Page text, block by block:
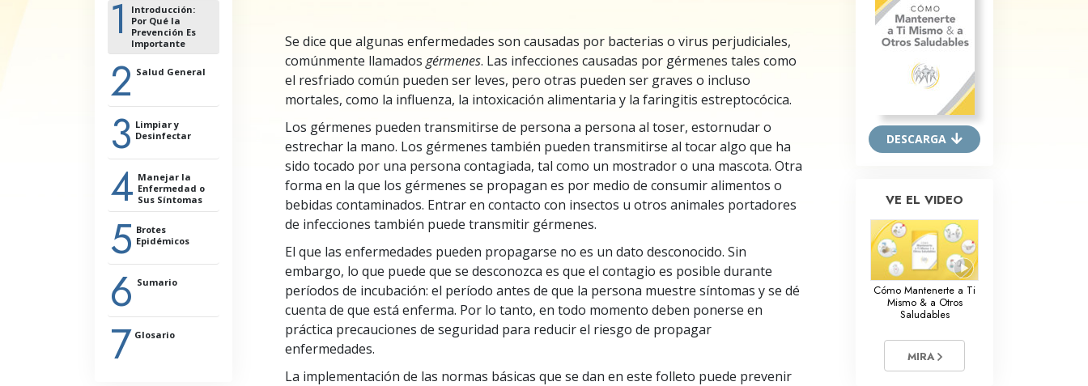
Respuestas a las Drogas
Herramientas para el Entorno Laboral
Los Fundamentos de la Organización
Los Fundamentos de las Relaciones
Objetivos y Metas
Se dice que algunas enfermedades son causadas por bacterias o virus perjudiciales,
comúnmente llamados gérmenes. Las infecciones causadas por gérmenes tales como
el resfriado común pueden ser leves, pero otras pueden ser graves o incluso
mortales, como la influenza, la intoxicación alimentaria y la faringitis estreptocócica.
Los gérmenes pueden transmitirse de persona a persona al toser, estornudar o
estrechar la mano. Los gérmenes también pueden transmitirse al tocar algo que ha
sido tocado por una persona contagiada, tal como un mostrador o una mascota. Otra
forma en la que los gérmenes se propagan es por medio de consumir alimentos o
bebidas contaminados. Entrar en contacto con insectos u otros animales portadores
de infecciones también puede transmitir gérmenes.
El que las enfermedades pueden propagarse no es un dato desconocido. Sin
embargo, lo que puede que se desconozca es que el contagio es posible durante
períodos de incubación: el período antes de que la persona muestre síntomas y se dé
cuenta de que está enferma. Por lo tanto, en todo momento deben ponerse en
práctica precauciones de seguridad para reducir el riesgo de propagar
enfermedades.
La implementación de las normas básicas que se dan en este folleto puede prevenir
1
Introducción:
Por Qué la
Prevención Es
Importante
2 Salud General
3 Limpiar y
Desinfectar
Desinfectar
Áreas a Desinfectar
4 Manejar la
Enfermedad o
Sus Síntomas
5 Brotes
Epidémicos
Precauciones Adicionales en
la Casa y en el Trabajo
6 Sumario
7 Glosario
DESCARGA
VE EL VIDEO
Cómo Mantenerte a Ti
Mismo & a Otros
Saludables
MIRA